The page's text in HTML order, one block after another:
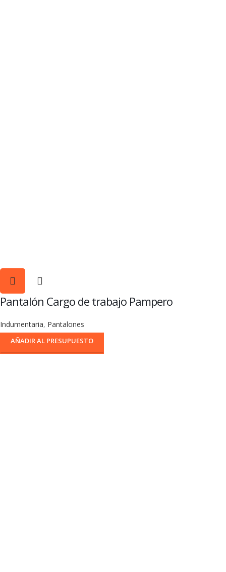
Pantalón Cargo de trabajo Pampero
Indumentaria, Pantalones
AÑADIR AL PRESUPUESTO